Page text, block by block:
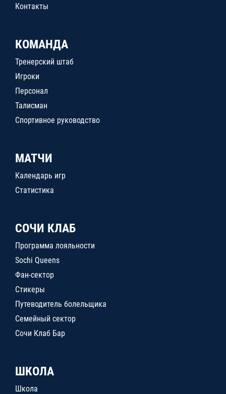
Контакты
КОМАНДА
Тренерский штаб
Игроки
Персонал
Талисман
Спортивное руководство
МАТЧИ
Календарь игр
Статистика
СОЧИ КЛАБ
Программа лояльности
Sochi Queens
Фан-сектор
Стикеры
Путеводитель болельщика
Семейный сектор
Сочи Клаб Бар
ШКОЛА
Школа